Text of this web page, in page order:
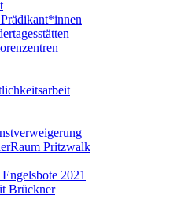
Pritzwalk
2021
Brückner